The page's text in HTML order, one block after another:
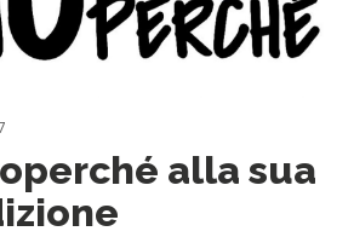
alla sua